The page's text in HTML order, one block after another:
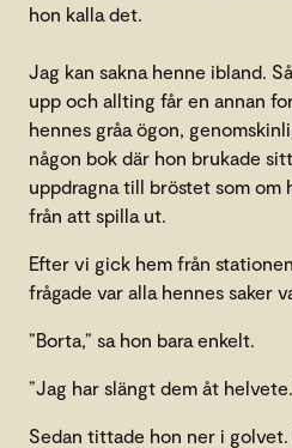
hon kalla det.
Jag kan sakna henne ibland.
upp och allting får en annan
hennes gråa ögon,
någon bok där hon brukade
uppdragna till bröstet som om
från att spilla ut.
Efter vi gick hem från
frågade var alla hennes saker
”Borta,” sa hon bara enkelt.
”Jag har slängt dem åt
Sedan tittade hon ner i